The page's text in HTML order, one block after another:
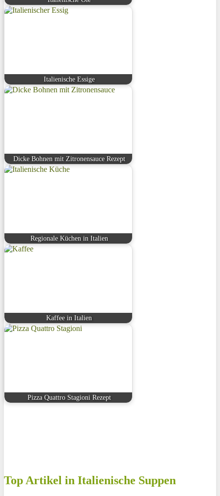
Italienische Essige
Dicke Bohnen mit Zitronensauce Rezept
Regionale Küchen in Italien
Kaffee in Italien
Pizza Quattro Stagioni Rezept
Top Artikel in Italienische Suppen